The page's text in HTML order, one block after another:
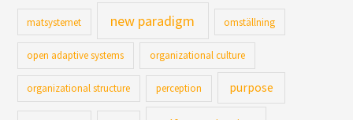
matsystemet new paradigm omställning
open adaptive systems organizational culture
organizational structure perception purpose